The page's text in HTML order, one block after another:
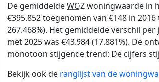
De gemiddeldeWOZwoningwaarde in
€395.852 toegenomen van €148 in
267.468%). Het gemiddelde verschil
met 2025 was €43.984 (17.881%). De
monotoon stijgende trend: De cijfers
Bekijk ook de ranglijst van de